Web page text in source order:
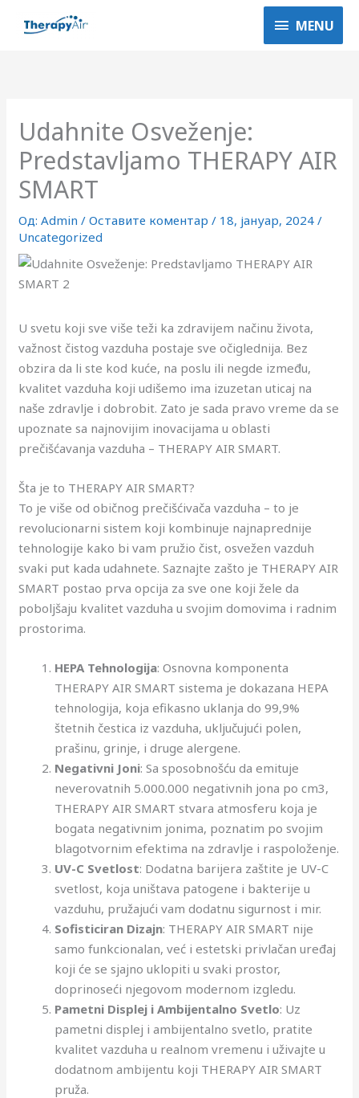
MENU
MENU
Udahnite Osveženje:
Predstavljamo THERAPY AIR
SMART
Од: Admin/Оставите коментар / 18, јануар, 2024/
Uncategorized
U svetu koji sve više teži ka zdravijem načinu života,
važnost čistog vazduha postaje sve očiglednija. Bez
obzira da li ste kod kuće, na poslu ili negde između,
kvalitet vazduha koji udišemo ima izuzetan uticaj na
naše zdravlje i dobrobit. Zato je sada pravo vreme da se
upoznate sa najnovijim inovacijama u oblasti
prečišćavanja vazduha – THERAPY AIR SMART.
Šta je to THERAPY AIR SMART?
To je više od običnog prečišćivača vazduha – to je
revolucionarni sistem koji kombinuje najnaprednije
tehnologije kako bi vam pružio čist, osvežen vazduh
svaki put kada udahnete. Saznajte zašto je THERAPY AIR
SMART postao prva opcija za sve one koji žele da
poboljšaju kvalitet vazduha u svojim domovima i radnim
prostorima.
HEPA Tehnologija: Osnovna komponenta
THERAPY AIR SMART sistema je dokazana HEPA
tehnologija, koja efikasno uklanja do 99,9%
štetnih čestica iz vazduha, uključujući polen,
prašinu, grinje, i druge alergene.
Negativni Joni: Sa sposobnošću da emituje
neverovatnih 5.000.000 negativnih jona po cm3,
THERAPY AIR SMART stvara atmosferu koja je
bogata negativnim jonima, poznatim po svojim
blagotvornim efektima na zdravlje i raspoloženje.
UV-C Svetlost: Dodatna barijera zaštite je UV-C
svetlost, koja uništava patogene i bakterije u
vazduhu, pružajući vam dodatnu sigurnost i mir.
Sofisticiran Dizajn: THERAPY AIR SMART nije
samo funkcionalan, već i estetski privlačan uređaj
koji će se sjajno uklopiti u svaki prostor,
doprinoseći njegovom modernom izgledu.
Pametni Displej i Ambijentalno Svetlo: Uz
pametni displej i ambijentalno svetlo, pratite
kvalitet vazduha u realnom vremenu i uživajte u
dodatnom ambijentu koji THERAPY AIR SMART
pruža.